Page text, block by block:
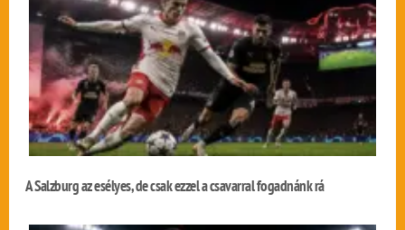
A Salzburg az esélyes, de csak ezzel a csavarral fogadnánk rá